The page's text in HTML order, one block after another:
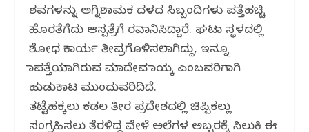
ಶವಗಳನ್ನು ಅಗ್ನಿಶಾಮಕ ದಳದ ಸಿಬ್ಬಂದಿಗಳು ಪತ್ತೆಹಚ್ಚಿ
ಹೊರತೆಗೆದು ಆಸ್ಪತ್ರೆಗೆ ರವಾನಿಸಿದ್ದಾರೆ. ಘಟನಾ ಸ್ಥಳದಲ್ಲಿ
ಶೋಧ ಕಾರ್ಯ ತೀವ್ರಗೊಳಿಸಲಾಗಿದ್ದು, ಇನ್ನೂ
ನಾಪತ್ತೆಯಾಗಿರುವ ಮಾದೇವ ನಾಯ್ಕ ಎಂಬವರಿಗಾಗಿ
ಹುಡುಕಾಟ ಮುಂದುವರಿದಿದೆ.
ತಟ್ಟೆಹಕ್ಕಲು ಕಡಲ ತೀರ ಪ್ರದೇಶದಲ್ಲಿ ಚಿಪ್ಪಿಕಲ್ಲು
ಸಂಗ್ರಹಿಸಲು ತೆರಳಿದ್ದ ವೇಳೆ ಅಲೆಗಳ ಅಬ್ಬರಕ್ಕೆ ಸಿಲುಕಿ ಈ